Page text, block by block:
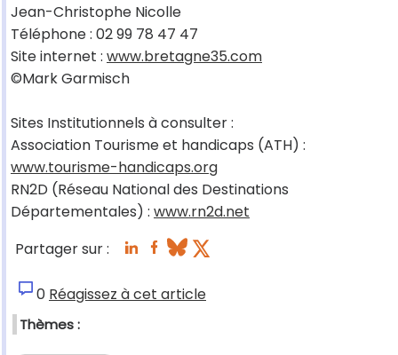
Jean-Christophe Nicolle
Téléphone : 02 99 78 47 47
Site internet : www.bretagne35.com
©Mark Garmisch
Sites Institutionnels à consulter :
Association Tourisme et handicaps (ATH) :
www.tourisme-handicaps.org
RN2D (Réseau National des Destinations
Départementales) : www.rn2d.net
Partager sur :
0 Réagissez à cet article
Thèmes :